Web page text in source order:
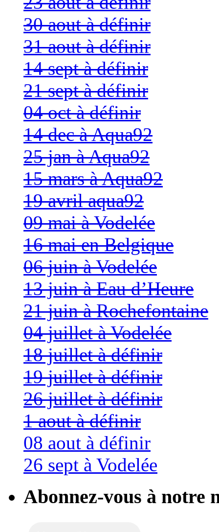
30 aout à définir
31 aout à définir
14 sept à définir
21 sept à définir
04 oct à définir
14 dec à Aqua92
25 jan à Aqua92
15 mars à Aqua92
19 avril aqua92
09 mai à Vodelée
16 mai en Belgique
06 juin à Vodelée
13 juin à Eau d’Heure
21 juin à Rochefontaine
04 juillet à Vodelée
18 juillet à définir
19 juillet à définir
26 juillet à définir
1 aout à définir
08 aout à définir
26 sept à Vodelée
Abonnez-vous à notre